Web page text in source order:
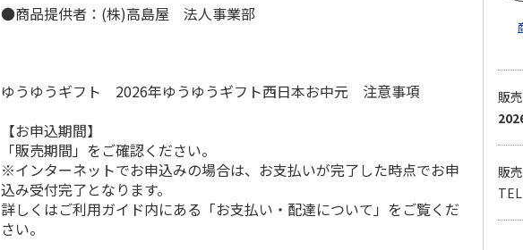
●商品提供者：(株)高島屋 法人事業部
ゆうゆうギフト 2026年ゆうゆうギフト西日本お中元 注意事項
【お申込期間】
「販売期間」をご確認ください。
※インターネットでお申込みの場合は、お支払いが完了した時点でお申
込み受付完了となります。
詳しくはご利用ガイド内にある「お支払い・配達について」をご覧くだ
さい。
販
販